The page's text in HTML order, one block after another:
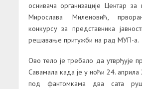
оснивача организације Центар за
Мирослава Миленовић,
конкурсу за представника
решавање притужби на рад МУП-а.
Ово тело је требало да утврђује
Савамала када је у ноћи 24.
под фантомкама два сата